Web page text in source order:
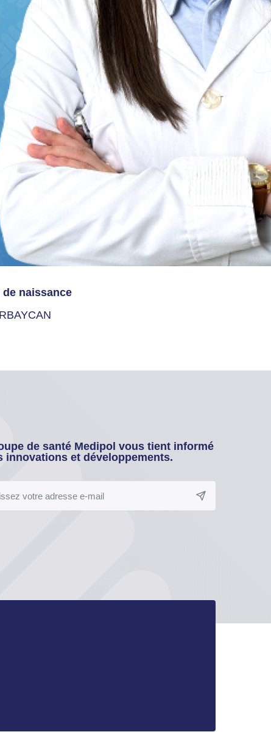
de naissance
de santé Medipol vous tient informé
innovations et développements.